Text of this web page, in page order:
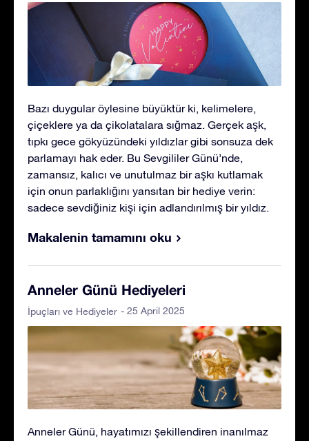
Bazı duygular öylesine büyüktür ki, kelimelere,
çiçeklere ya da çikolatalara sığmaz. Gerçek aşk,
tıpkı gece gökyüzündeki yıldızlar gibi sonsuza dek
parlamayı hak eder. Bu Sevgililer Günü’nde,
zamansız, kalıcı ve unutulmaz bir aşkı kutlamak
için onun parlaklığını yansıtan bir hediye verin:
sadece sevdiğiniz kişi için adlandırılmış bir yıldız.
Makalenin tamamını oku
Anneler Günü Hediyeleri
İpuçları ve Hediyeler - 25 April 2025
Anneler Günü, hayatımızı şekillendiren inanılmaz